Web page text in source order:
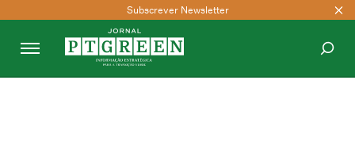
Subscrever Newsletter